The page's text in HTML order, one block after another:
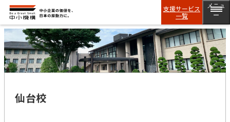
支援サービス
一覧
メニュ
ー
仙台校